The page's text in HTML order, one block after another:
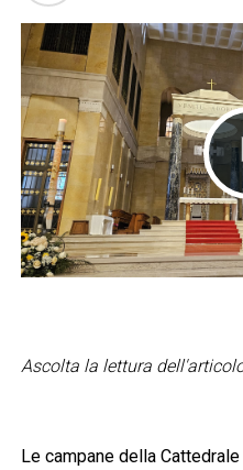
Ascolta la lettura
Le campane della